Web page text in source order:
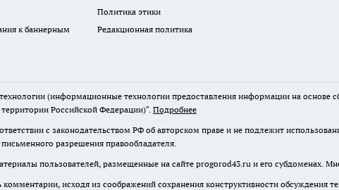
Политика этики
к баннерным
Редакционная политика
(информационные технологии предоставления информации на основе
Российской Федерации)". Подробнее
с законодательством РФ об авторском праве и не подлежит
разрешения правообладателя.
пользователей, размещенные на сайте progorod43.ru и его субдоменах.
исходя из соображений сохранения конструктивности обсуждения